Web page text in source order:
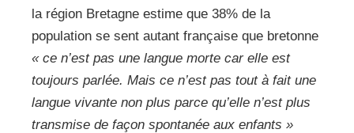
la région Bretagne estime que 38% de la
population se sent autant française que bretonne
« ce n’est pas une langue morte car elle est
toujours parlée. Mais ce n’est pas tout à fait une
langue vivante non plus parce qu’elle n’est plus
transmise de façon spontanée aux enfants »